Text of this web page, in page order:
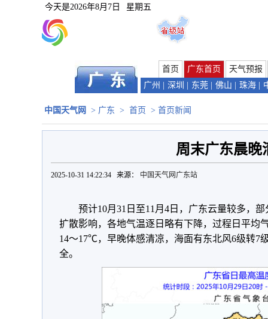
今天是2026年8月7日 星期五
首页 广东首页
天气预报
广州
深圳 东莞 佛山 珠海
中国天气网
> 广东 > 首页 > 首页新闻
周末广东晨晚
2025-10-31 14:22:34 来源： 中国天气网广东站
预计10月31日至11月4日，广东云量较多，
扩散影响，各地气温逐日略有下降，过程日平均
14～17℃，早晚体感清凉，海面有东北风6级转7
全。